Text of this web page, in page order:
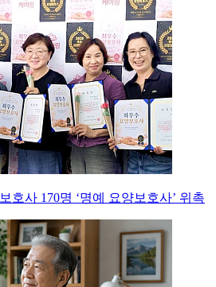
호사 170명 ‘명예 요양보호사’ 위촉